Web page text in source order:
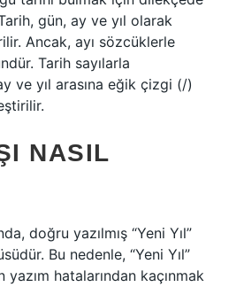
gün, ay ve yıl olarak
Ancak, ayı sözcüklerle
Tarih sayılarla
ve yıl arasına eğik çizgi (/)
NASIL
doğru yazılmış “Yeni Yıl”
Bu nedenle, “Yeni Yıl”
hatalarından kaçınmak